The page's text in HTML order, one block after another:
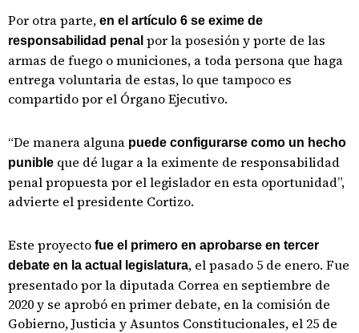
Por otra parte, en el artículo 6 se exime de
responsabilidad penal por la posesión y porte de las
armas de fuego o municiones, a toda persona que haga
entrega voluntaria de estas, lo que tampoco es
compartido por el Órgano Ejecutivo.
“De manera alguna puede configurarse como un hecho
punible que dé lugar a la eximente de responsabilidad
penal propuesta por el legislador en esta oportunidad”,
advierte el presidente Cortizo.
Este proyecto fue el primero en aprobarse en tercer
debate en la actual legislatura, el pasado 5 de enero. Fue
presentado por la diputada Correa en septiembre de
2020 y se aprobó en primer debate, en la comisión de
Gobierno, Justicia y Asuntos Constitucionales, el 25 de